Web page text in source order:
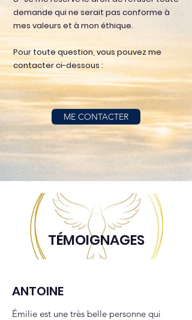
demande qui ne serait pas conforme à
mes valeurs et à mon éthique.
Pour toute question, vous pouvez me
contacter ci-dessous :
ME CONTACTER
TÉMOIGNAGES
ANTOINE
Émilie est une très belle personne qui